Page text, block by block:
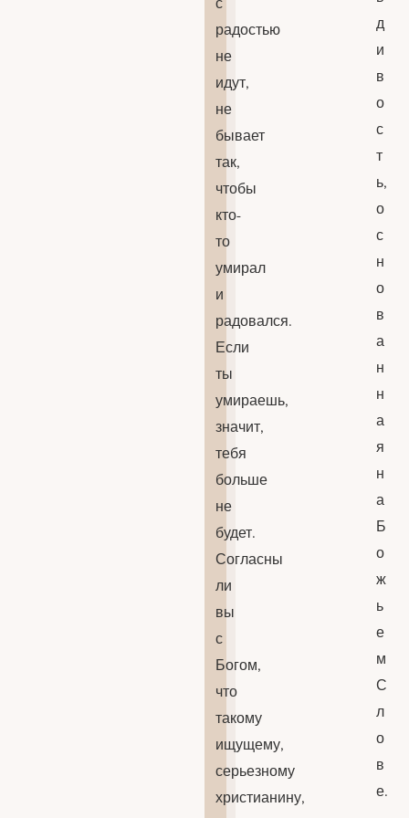
радостью
не
идут,
не
бывает
так,
чтобы
кто-
то
умирал
и
радовался.
Если
ты
умираешь,
значит,
тебя
больше
не
будет.
Согласны
ли
вы
с
Богом,
что
такому
ищущему,
серьезному
христианину,
д
и
в
о
с
т
ь,
о
с
н
о
в
а
н
н
а
я
н
а
Б
о
ж
ь
е
м
С
л
о
в
е.